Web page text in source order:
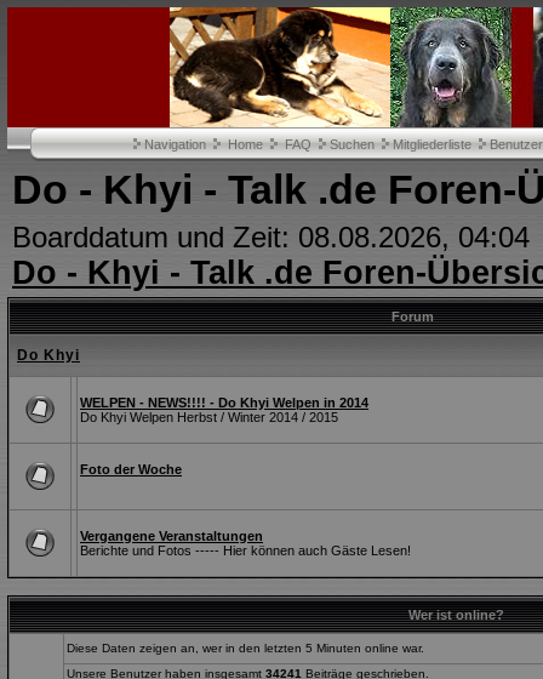
Navigation Home FAQ Suchen Mitgliederliste
Do - Khyi - Talk .de Foren-
Boarddatum und Zeit: 08.08.2026, 04:04
Do - Khyi - Talk .de Foren-
Forum
Do Khyi
WELPEN - NEWS!!!! - Do Khyi Welpen in 2014
Do Khyi Welpen Herbst / Winter 2014 / 2015
Foto der Woche
Vergangene Veranstaltungen
Berichte und Fotos ----- Hier können auch Gäste Lesen!
Wer ist online?
Diese Daten zeigen an, wer in den letzten 5 Minuten online war.
Unsere Benutzer haben insgesamt 34241 Beiträge geschrieben.